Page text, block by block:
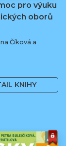
pro výuku
oborů
Číková a
KNIHY